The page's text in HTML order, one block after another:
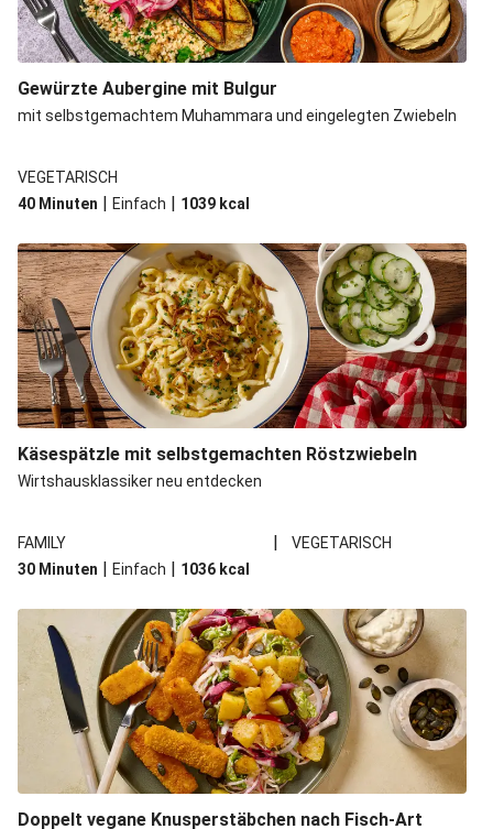
Gewürzte Aubergine mit Bulgur
mit selbstgemachtem Muhammara und eingelegten Zwiebeln
VEGETARISCH
40 Minuten | Einfach | 1039 kcal
Käsespätzle mit selbstgemachten Röstzwiebeln
Wirtshausklassiker neu entdecken
FAMILY |
VEGETARISCH
30 Minuten | Einfach | 1036 kcal
Doppelt vegane Knusperstäbchen nach Fisch-Art